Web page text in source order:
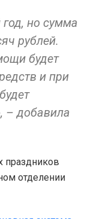
но сумма
рублей.
будет
и при
– добавила
праздников
отделении